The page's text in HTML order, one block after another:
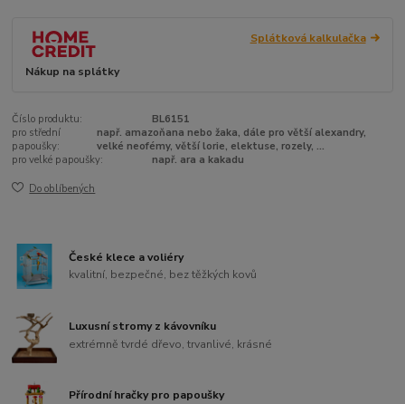
Splátková kalkulačka
Nákup na splátky
Číslo produktu:
BL6151
pro střední
papoušky:
např. amazoňana nebo žaka, dále pro větší alexandry,
velké neofémy, větší lorie, elektuse, rozely, ...
pro velké papoušky:
např. ara a kakadu
Do oblíbených
České klece a voliéry
kvalitní, bezpečné, bez těžkých kovů
Luxusní stromy z kávovníku
extrémně tvrdé dřevo, trvanlivé, krásné
Přírodní hračky pro papoušky